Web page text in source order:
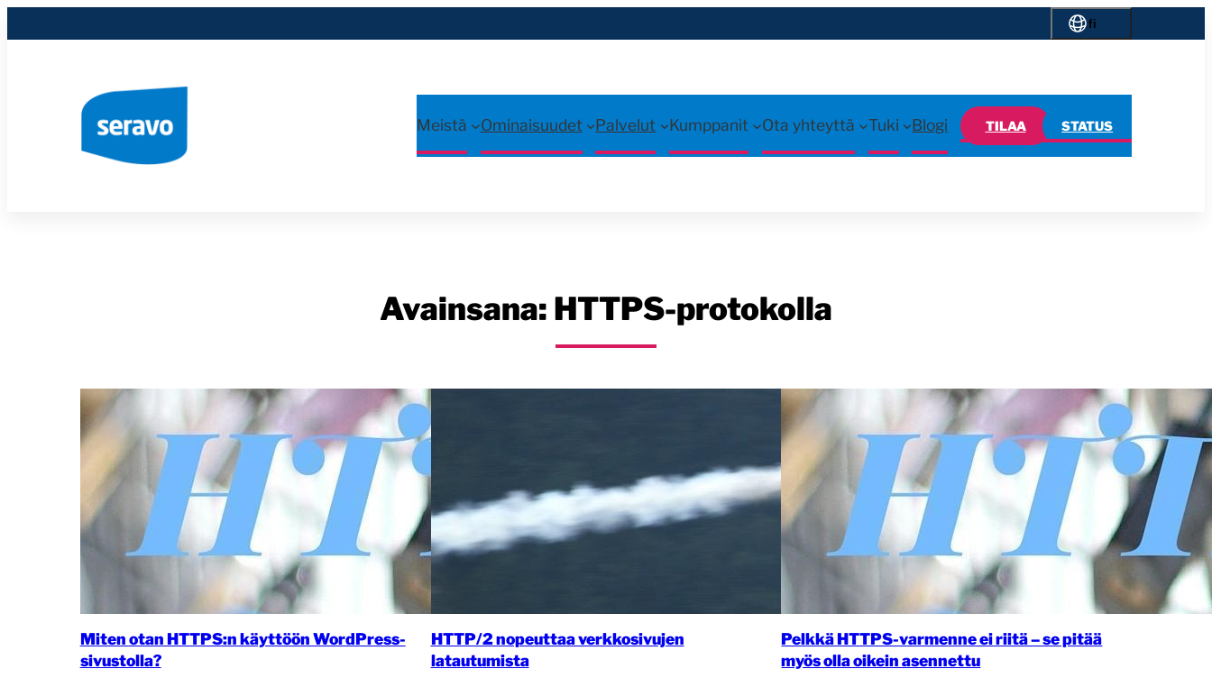
sisältöön
fi
Meistä Ominaisuudet Palvelut Kumppanit Ota yhteyttä Tuki Blogi TILAA STATUS
Avainsana: HTTPS-protokolla
Miten otan HTTPS:n käyttöön WordPress-
sivustolla?
HTTP/2 nopeuttaa verkkosivujen
latautumista
Pelkkä HTTPS-varmenne ei riitä – se pitää
myös olla oikein asennettu